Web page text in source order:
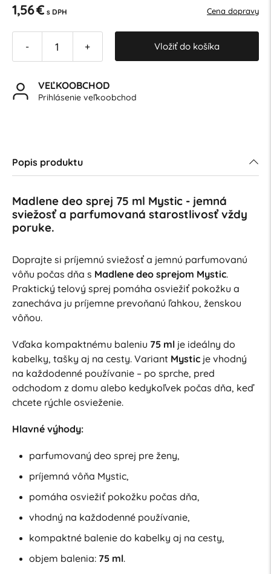
1,56 € s DPH Cena dopravy
- + Vložiť do košíka
VEĽKOOBCHOD
Prihlásenie veľkoobchod
Popis produktu
Madlene deo sprej 75 ml Mystic - jemná
sviežosť a parfumovaná starostlivosť vždy
poruke.
Doprajte si príjemnú sviežosť a jemnú parfumovanú
vôňu počas dňa s Madlene deo sprejom Mystic.
Praktický telový sprej pomáha osviežiť pokožku a
zanecháva ju príjemne prevoňanú ľahkou, ženskou
vôňou.
Vďaka kompaktnému baleniu 75 mlje ideálny do
kabelky, tašky aj na cesty. Variant Mysticje vhodný
na každodenné používanie – po sprche, pred
odchodom z domu alebo kedykoľvek počas dňa, keď
chcete rýchle osvieženie.
Hlavné výhody:
parfumovaný deo sprej pre ženy,
príjemná vôňa Mystic,
pomáha osviežiť pokožku počas dňa,
vhodný na každodenné používanie,
kompaktné balenie do kabelky aj na cesty,
objem balenia: 75 ml.